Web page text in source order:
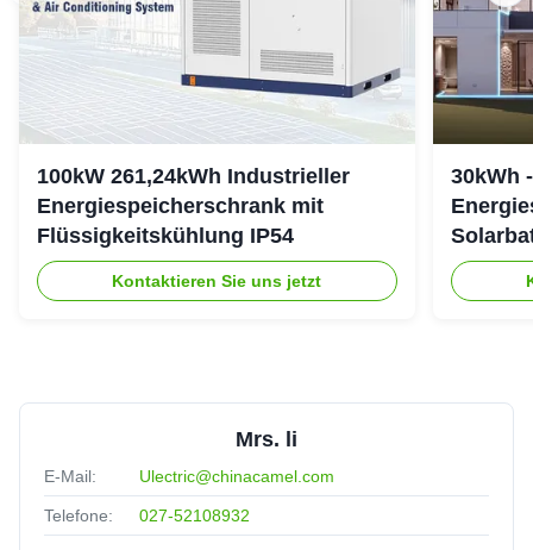
100kW 261,24kWh Industrieller
Energiespeicherschrank mit
Flüssigkeitskühlung IP54
Kontaktieren Sie uns jetzt
30kWh
307,2
Mrs. li
E-Mail: Ulectric@chinacamel.com
Telefone: 027-52108932